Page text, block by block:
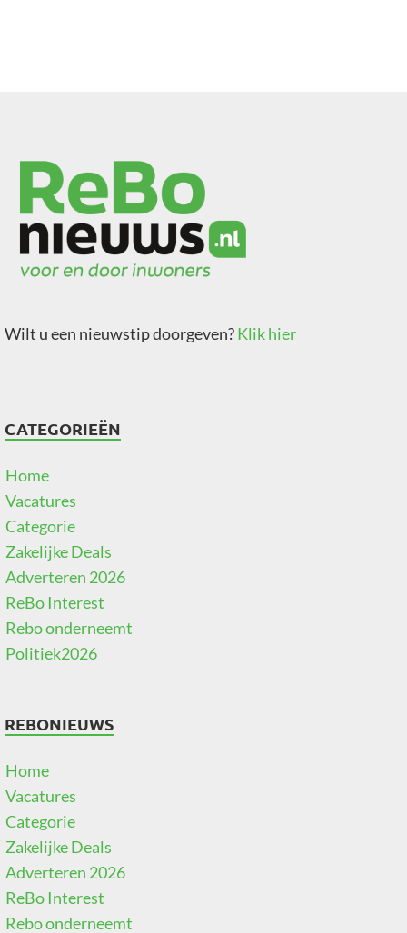
Wilt u een nieuwstip doorgeven?Klik hier
CATEGORIEËN
Home
Vacatures
Categorie
Zakelijke Deals
Adverteren 2026
ReBo Interest
Rebo onderneemt
Politiek2026
REBONIEUWS
Home
Vacatures
Categorie
Zakelijke Deals
Adverteren 2026
ReBo Interest
Rebo onderneemt